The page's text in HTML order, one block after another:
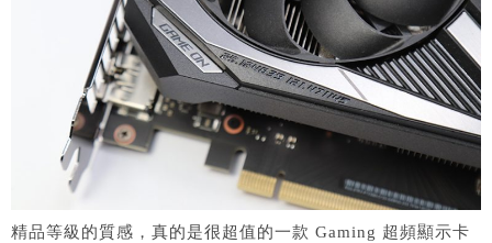
精品等級的質感，真的是很超值的一款 Gaming 超頻顯示卡